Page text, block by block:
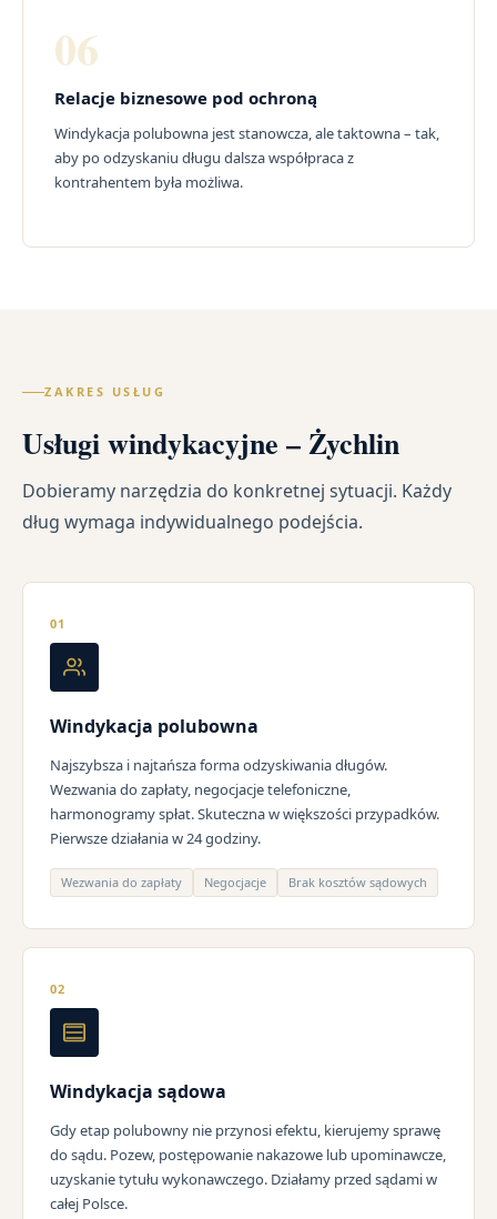
06
Relacje biznesowe pod ochroną
Windykacja polubowna jest stanowcza, ale taktowna – tak,
aby po odzyskaniu długu dalsza współpraca z
kontrahentem była możliwa.
ZAKRES USŁUG
Usługi windykacyjne – Żychlin
Dobieramy narzędzia do konkretnej sytuacji. Każdy
dług wymaga indywidualnego podejścia.
01
Windykacja polubowna
Najszybsza i najtańsza forma odzyskiwania długów.
Wezwania do zapłaty, negocjacje telefoniczne,
harmonogramy spłat. Skuteczna w większości przypadków.
Pierwsze działania w 24 godziny.
Wezwania do zapłaty Negocjacje Brak kosztów sądowych
02
Windykacja sądowa
Gdy etap polubowny nie przynosi efektu, kierujemy sprawę
do sądu. Pozew, postępowanie nakazowe lub upominawcze,
uzyskanie tytułu wykonawczego. Działamy przed sądami w
całej Polsce.